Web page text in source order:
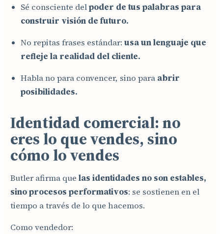
Sé consciente delpoder de tus palabras para
construir visión de futuro.
No repitas frases estándar: usa un lenguaje que
refleje la realidad del cliente.
Habla no para convencer, sino para abrir
posibilidades.
Identidad comercial: no
eres lo que vendes, sino
cómo lo vendes
Butler afirma que las identidades no son estables,
sino procesos performativos: se sostienen en el
tiempo a través de lo que hacemos.
Como vendedor: